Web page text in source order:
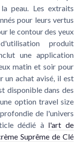
peau. Les extraits
pour leurs vertus
le contour des yeux
utilisation produit
une application
matin et soir pour
unachat avisé, il est
disponible dans des
option travel size
de l'univers
dédié à l'art de
Suprême de Clé